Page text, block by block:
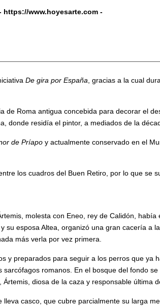
https://www.hoyesarte.com -
De gira por España , gracias a la cual
Roma antigua concebida para decorar el
donde residía el pintor, a mediados de la
de Príapoy actualmente conservado en el
los cuadros del Buen Retiro, por lo que se
molesta con Eneo, rey de Calidón,
esposa Altea, organizó una gran cacería a
más verla por vez primera.
preparados para seguir a los perros que ya
romanos. En el bosque del fondo
diosa de la caza y responsable última
casco, que cubre parcialmente su larga